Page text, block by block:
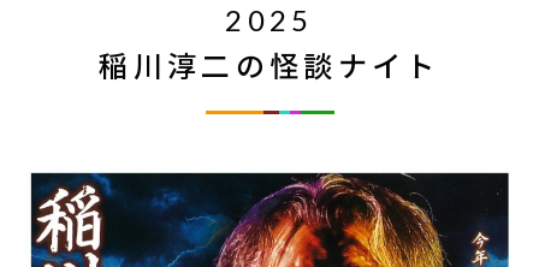
2025
稲川淳二の怪談ナイト